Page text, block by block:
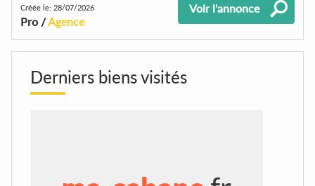
Créée le: 28/07/2026
Pro /Agence
Voir l'annonce
Derniers biens visités